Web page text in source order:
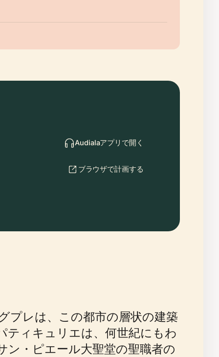
Audialaアプリで開く
ブラウザで計画する
プレは、この都市の層状の建築
ティキュリエは、何世紀にもわ
ン・ピエール大聖堂の聖職者の